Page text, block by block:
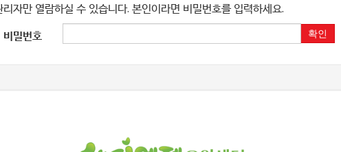
자만 열람하실 수 있습니다. 본인이라면 비밀번호를 입력하세요.
비밀번호
확인